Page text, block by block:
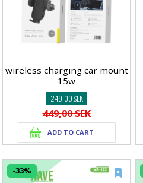
wireless charging car mount
15w
249,00 SEK
449,00 SEK
-33%